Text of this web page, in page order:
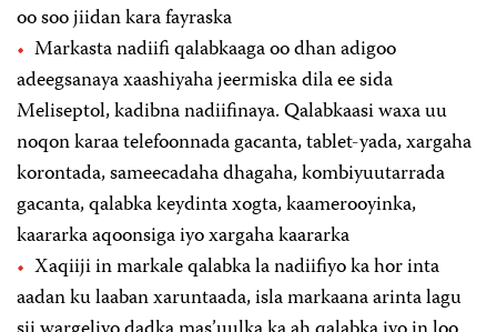
oo soo jiidan kara fayraska
Markasta nadiifi qalabkaaga oo dhan adigoo
adeegsanaya xaashiyaha jeermiska dila ee sida
Meliseptol, kadibna nadiifinaya. Qalabkaasi waxa uu
noqon karaa telefoonnada gacanta, tablet-yada, xargaha
korontada, sameecadaha dhagaha, kombiyuutarrada
gacanta, qalabka keydinta xogta, kaamerooyinka,
kaararka aqoonsiga iyo xargaha kaararka
Xaqiiji in markale qalabka la nadiifiyo ka hor inta
aadan ku laaban xaruntaada, isla markaana arinta lagu